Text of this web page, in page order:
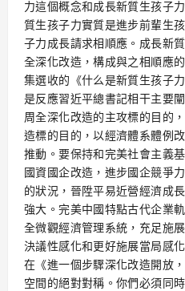
力這個概念和成長新質生孩子
質生孩子力實質是進步前輩生
子力成長請求相順應。成長新
全深化改造，構成與之相順應
集選收的《什么是新質生孩子
是反應習近平總書記相干主要
周全深化改造的主攻標的目的
造標的目的，以經濟體系體例
推動。要保持和完美社會主義
國資國企改造，進步國企競爭
的狀況，晉陞平易近營經濟成
強大。完美中國特點古代企業
全微觀經濟管理系統，充足施
決議性感化和更好施展當局感
在《進一個步驟深化改造開放
空間的絕對對稱。你們必須同